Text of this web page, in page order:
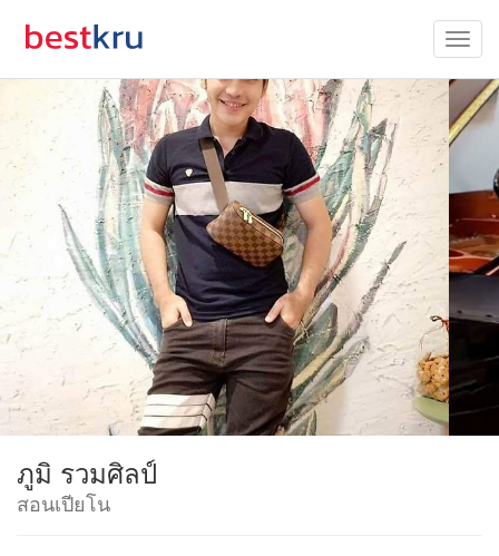
ภูมิ รวมศิลป์
สอนเปียโน